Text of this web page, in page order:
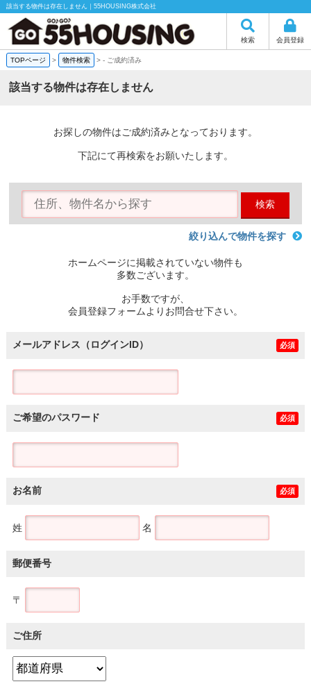
該当する物件は存在しません｜55HOUSING株式会社
検索 会員登録
TOPページ > 物件検索 >- ご成約済み
該当する物件は存在しません
お探しの物件はご成約済みとなっております。
下記にて再検索をお願いたします。
検索
絞り込んで物件を探す
ホームページに掲載されていない物件も
多数ございます。
お手数ですが、
会員登録フォームよりお問合せ下さい。
メールアドレス（ログインID） 必須
ご希望のパスワード 必須
お名前 必須
姓 名
郵便番号
〒
ご住所